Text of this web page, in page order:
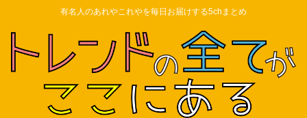
有名人のあれやこれやを毎日お届けする5chまとめ